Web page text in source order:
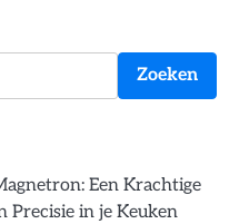
Zoeken
Een Krachtige
Precisie in je Keuken